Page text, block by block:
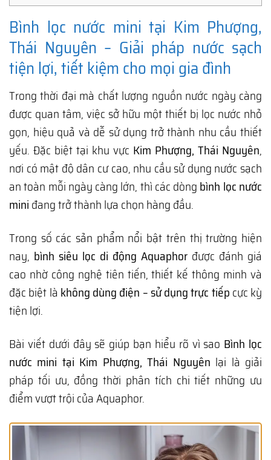
Bình lọc nước mini tại Kim Phượng,
Thái Nguyên – Giải pháp nước sạch
tiện lợi, tiết kiệm cho mọi gia đình
Trong thời đại mà chất lượng nguồn nước ngày càng
được quan tâm, việc sở hữu một thiết bị lọc nước nhỏ
gọn, hiệu quả và dễ sử dụng trở thành nhu cầu thiết
yếu. Đặc biệt tại khu vực Kim Phượng, Thái Nguyên,
nơi có mật độ dân cư cao, nhu cầu sử dụng nước sạch
an toàn mỗi ngày càng lớn, thì các dòng bình lọc nước
mini đang trở thành lựa chọn hàng đầu.
Trong số các sản phẩm nổi bật trên thị trường hiện
nay, bình siêu lọc di động Aquaphor được đánh giá
cao nhờ công nghệ tiên tiến, thiết kế thông minh và
đặc biệt là không dùng điện – sử dụng trực tiếp cực kỳ
tiện lợi.
Bài viết dưới đây sẽ giúp bạn hiểu rõ vì sao Bình lọc
nước mini tại Kim Phượng, Thái Nguyên lại là giải
pháp tối ưu, đồng thời phân tích chi tiết những ưu
điểm vượt trội của Aquaphor.